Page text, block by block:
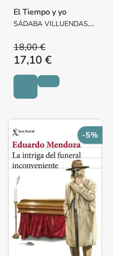
El Tiempo y yo
SÁDABA VILLUENDAS,
18,00 €
17,10 €
-5%